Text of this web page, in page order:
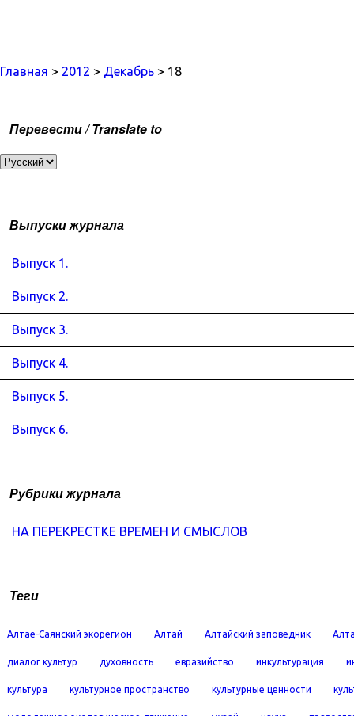
Главная > 2012 > Декабрь > 18
Перевести / Translate to
Выпуски журнала
Выпуск 1.
Выпуск 2.
Выпуск 3.
Выпуск 4.
Выпуск 5.
Выпуск 6.
Рубрики журнала
НА ПЕРЕКРЕСТКЕ ВРЕМЕН И СМЫСЛОВ
Теги
Алтае-Саянский экорегион Алтай Алтайский заповедник
диалог культур духовность евразийство инкультурация
культура культурное пространство культурные ценности